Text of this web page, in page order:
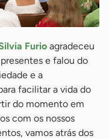
Furio agradeceu
e falou do
e a
facilitar a vida do
do momento em
com os nossos
vamos atrás dos